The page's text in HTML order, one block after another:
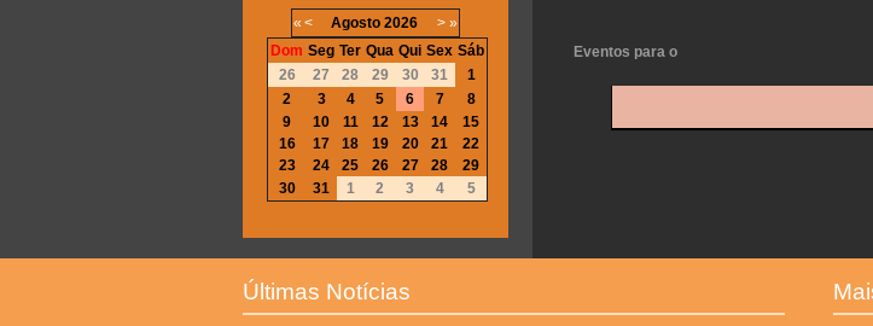
Eventos para o
« < Agosto 2026 > »
Dom Seg Ter Qua Qui Sex Sáb
26
27 28 29 30 31
1
2
3 4 5 6 7
8
9
10 11 12 13 14
15
16
17 18 19 20 21
22
23
24 25 26 27 28
29
30
31 1 2 3 4 5
Últimas Notícias